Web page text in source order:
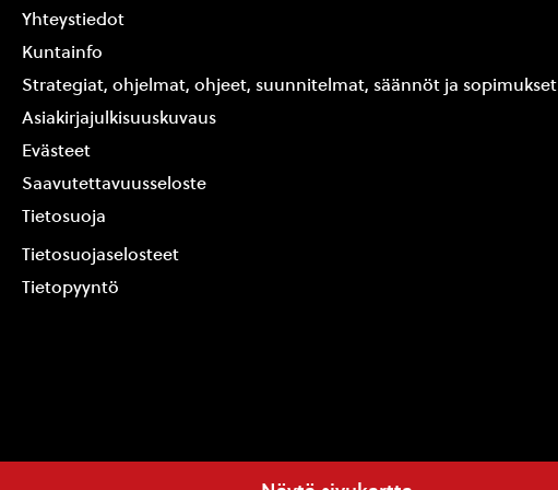
Yhteystiedot
Kuntainfo
Strategiat, ohjelmat, ohjeet, suunnitelmat, säännöt ja sopimukset
Asiakirjajulkisuuskuvaus
Evästeet
Saavutettavuusseloste
Tietosuoja
Tietosuojaselosteet
Tietopyyntö